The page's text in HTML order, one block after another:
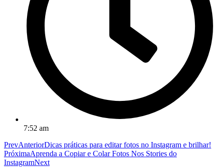
7:52 am
PrevAnteriorDicas práticas para editar fotos no Instagram e brilhar!
PróximaAprenda a Copiar e Colar Fotos Nos Stories do
InstagramNext